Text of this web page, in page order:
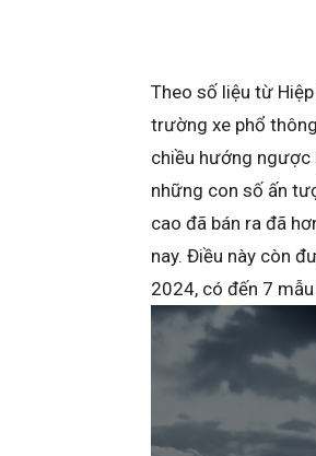
Theo số liệu từ
trường xe phổ
chiều hướng ngược
những con số ấn
cao đã bán ra đã
nay. Điều này còn
2024, có đến 7